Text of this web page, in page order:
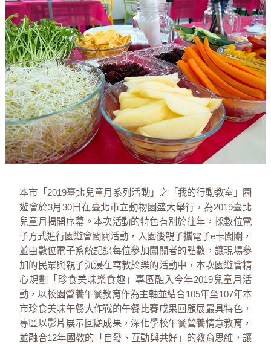
本市「2019臺北兒童月系列活動」之「我的行動教室」園
遊會於3月30日在臺北市立動物園盛大舉行，為2019臺北
兒童月揭開序幕。本次活動的特色有別於往年，採數位電
子方式進行園遊會闖關活動，入園後親子攜電子e卡闖關，
並由數位電子系統記錄每位參加闖關者的點數，讓現場參
加的民眾與親子沉浸在寓教於樂的活動中，本次園遊會精
心規劃「珍食美味樂食趣」專區融入今年2019兒童月活
動，以校園營養午餐教育作為主軸並結合105年至107年本
市珍食美味午餐大作戰的午餐比賽成果回顧展最具特色，
專區以影片展示回顧成果，深化學校午餐營養情意教育，
並融合12年國教的「自發、互動與共好」的教育思維，讓